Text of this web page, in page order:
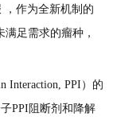
，作为全新机制的
足需求的瘤种，
Interaction, PPI）的
PPI阻断剂和降解